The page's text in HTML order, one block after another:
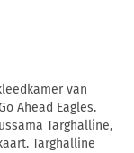
van
Ahead Eagles.
Targhalline,
Targhalline